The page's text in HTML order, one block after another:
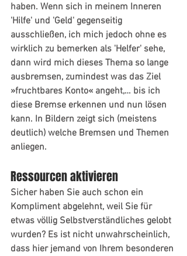
haben. Wenn sich in meinem Inneren
'Hilfe' und 'Geld' gegenseitig
ausschließen, ich mich jedoch ohne es
wirklich zu bemerken als 'Helfer' sehe,
dann wird mich dieses Thema so lange
ausbremsen, zumindest was das Ziel
»fruchtbares Konto« angeht,… bis ich
diese Bremse erkennen und nun lösen
kann. In Bildern zeigt sich (meistens
deutlich) welche Bremsen und Themen
anliegen.
Ressourcen aktivieren
Sicher haben Sie auch schon ein
Kompliment abgelehnt, weil Sie für
etwas völlig Selbstverständliches gelobt
wurden? Es ist nicht unwahrscheinlich,
dass hier jemand von Ihrem besonderen